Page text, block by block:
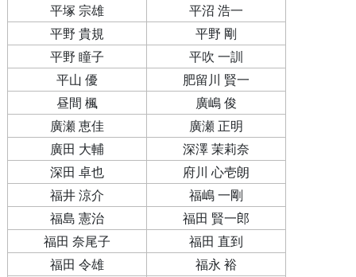
平塚 宗雄
平沼 浩一
平野 貴規
平野 剛
平野 瞳子
平吹 一訓
平山 優
肥留川 賢一
昼間 楓
廣嶋 俊
廣瀬 恵佳
廣瀬 正明
廣田 大輔
深澤 茉莉奈
深田 卓也
府川 心壱朗
福井 涼介
福嶋 一剛
福島 憲治
福田 賢一郎
福田 奈尾子
福田 直到
福田 令雄
福永 裕